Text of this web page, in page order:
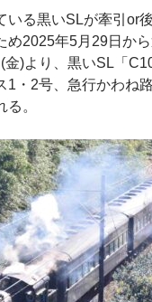
いる黒いSLが牽引or
め2025年5月29日か
)より、黒いSL「
1・2号、急行かわね
。